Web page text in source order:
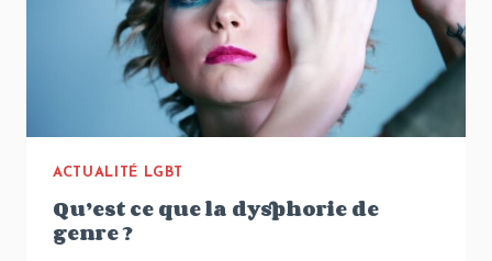
ACTUALITÉ LGBT
Qu’est ce que la dysphorie de
genre ?